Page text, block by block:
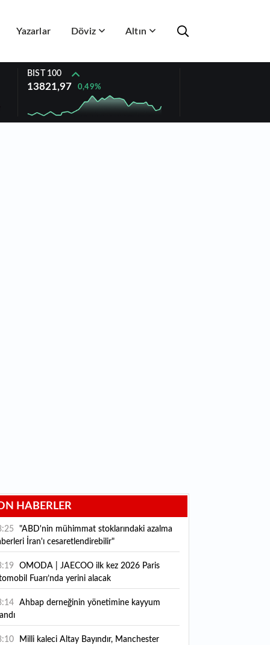
Yazarlar Döviz Altın
BIST 100
13821,97 0,49%
HABERLER
"ABD'nin mühimmat stoklarındaki azalma
İran'ı cesaretlendirebilir"
OMODA | JAECOO ilk kez 2026 Paris
Fuarı’nda yerini alacak
Ahbap derneğinin yönetimine kayyum